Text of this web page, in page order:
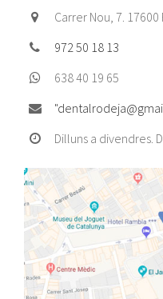
Carrer Nou, 7.
972 50 18 13
638 40 19 65
"
Dilluns a divendres.